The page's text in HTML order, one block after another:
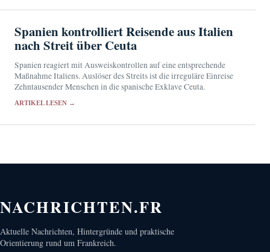
Spanien kontrolliert Reisende aus Italien
nach Streit über Ceuta
Spanien reagiert mit Ausweiskontrollen auf eine entsprechende
Maßnahme Italiens. Auslöser des Streits ist die irreguläre Einreise
Zehntausender Menschen in die spanische Exklave Ceuta.
ARTIKEL LESEN →
NACHRICHTEN.FR
Aktuelle Nachrichten, Hintergründe und praktische
Orientierung rund um Frankreich.